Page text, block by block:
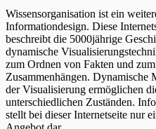
Wissensorganisation ist ein
Informationdesign. Diese
beschreibt die 5000jährige
dynamische
zum Ordnen von Fakten und
Zusammenhängen. Dynamische
der Visualisierung ermöglichen
unterschiedlichen Zuständen.
stellt bei dieser Internetseite nur